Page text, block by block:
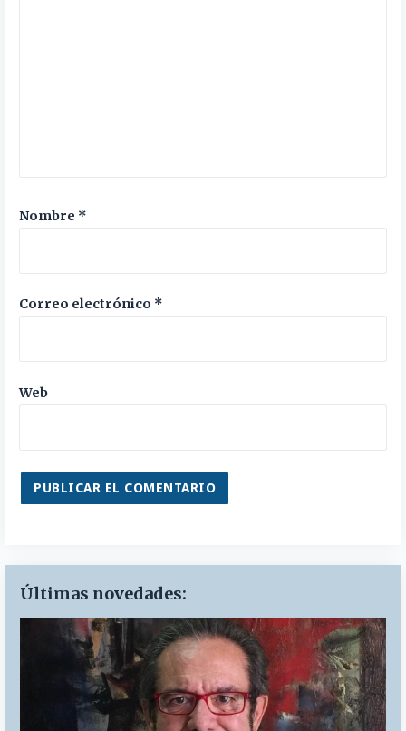
Nombre *
Correo electrónico *
Web
Últimas novedades: